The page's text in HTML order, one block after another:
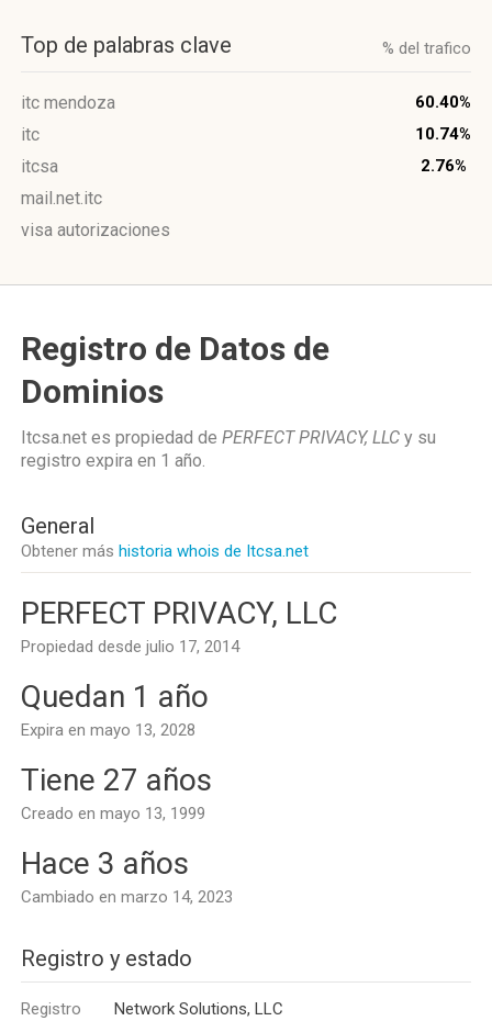
Top de palabras clave % del trafico
itc mendoza 60.40%
itc 10.74%
itcsa 2.76%
mail.net.itc
visa autorizaciones
Registro de Datos de
Dominios
Itcsa.net es propiedad de PERFECT PRIVACY, LLC y su
registro expira en 1 año.
General
Obtener más historia whois de Itcsa.net
PERFECT PRIVACY, LLC
Propiedad desde julio 17, 2014
Quedan 1 año
Expira en mayo 13, 2028
Tiene 27 años
Creado en mayo 13, 1999
Hace 3 años
Cambiado en marzo 14, 2023
Registro y estado
Registro Network Solutions, LLC